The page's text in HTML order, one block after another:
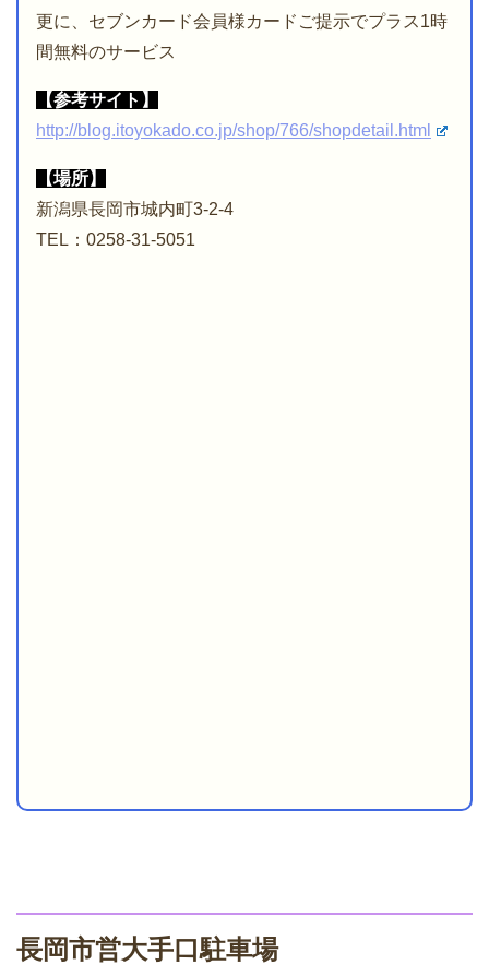
更に、セブンカード会員様カードご提示でプラス1時
間無料のサービス
【参考サイト】
http://blog.itoyokado.co.jp/shop/766/shopdetail.html
【場所】
新潟県長岡市城内町3-2-4
TEL：0258-31-5051
長岡市営大手口駐車場